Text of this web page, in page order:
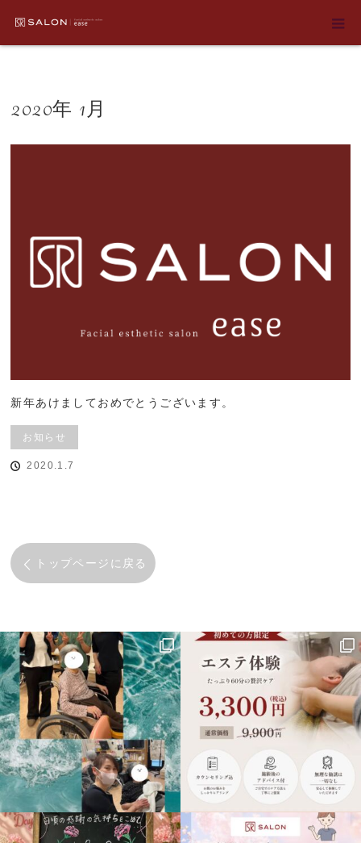
2020年 1月
2020年 1月
新年あけましておめでとうございます。
お知らせ
2020.1.7
トップページに戻る